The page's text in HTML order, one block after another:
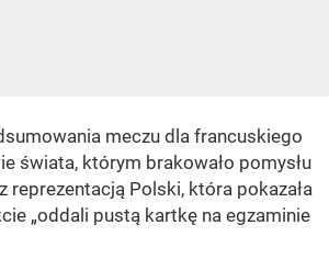
meczu dla francuskiego
świata, którym brakowało pomysłu
reprezentacją Polski, która pokazała
„oddali pustą kartkę na egzaminie